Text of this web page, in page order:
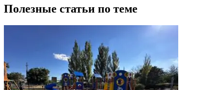
Полезные статьи по теме